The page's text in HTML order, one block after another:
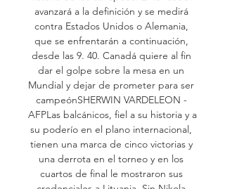
avanzará a la definición y se medirá
contra Estados Unidos o Alemania,
que se enfrentarán a continuación,
desde las 9. 40. Canadá quiere al fin
dar el golpe sobre la mesa en un
Mundial y dejar de prometer para ser
campeónSHERWIN VARDELEON -
AFPLas balcánicos, fiel a su historia y a
su poderío en el plano internacional,
tienen una marca de cinco victorias y
una derrota en el torneo y en los
cuartos de final le mostraron sus